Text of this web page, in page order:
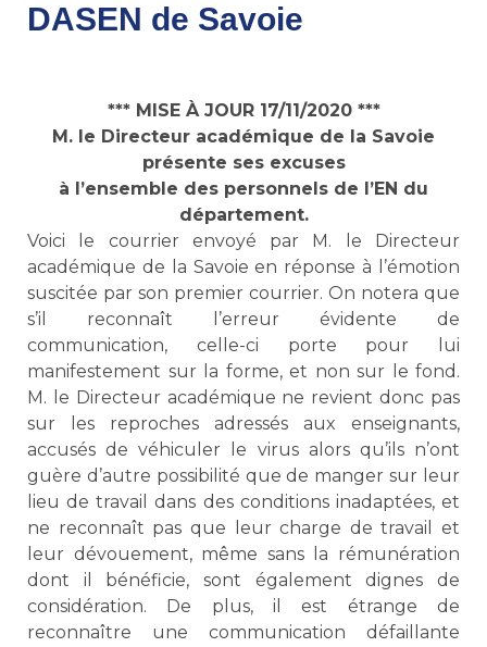
DASEN de Savoie
*** MISE À JOUR 17/11/2020 ***
M. le Directeur académique de la Savoie
présente ses excuses
à l’ensemble des personnels de l’EN du
département.
Voici le courrier envoyé par M. le Directeur
académique de la Savoie en réponse à l’émotion
suscitée par son premier courrier. On notera que
s’il reconnaît l’erreur évidente de
communication, celle-ci porte pour lui
manifestement sur la forme, et non sur le fond.
M. le Directeur académique ne revient donc pas
sur les reproches adressés aux enseignants,
accusés de véhiculer le virus alors qu’ils n’ont
guère d’autre possibilité que de manger sur leur
lieu de travail dans des conditions inadaptées, et
ne reconnaît pas que leur charge de travail et
leur dévouement, même sans la rémunération
dont il bénéficie, sont également dignes de
considération. De plus, il est étrange de
reconnaître une communication défaillante